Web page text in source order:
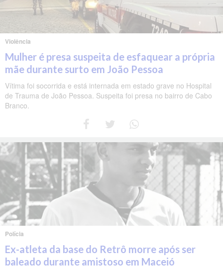
Violência
Mulher é presa suspeita de esfaquear a própria
mãe durante surto em João Pessoa
Vítima foi socorrida e está internada em estado grave no Hospital
de Trauma de João Pessoa. Suspeita foi presa no bairro de Cabo
Branco.
Polícia
Ex-atleta da base do Retrô morre após ser
baleado durante amistoso em Maceió